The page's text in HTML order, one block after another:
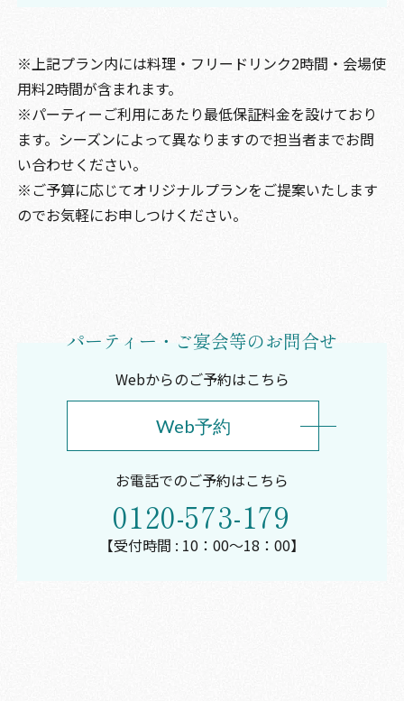
上記プラン内には料理・フリードリンク2時間・会場使
用料2時間が含まれます。
パーティーご利用にあたり最低保証料金を設けており
ます。シーズンによって異なりますので担当者までお問
い合わせください。
ご予算に応じてオリジナルプランをご提案いたします
のでお気軽にお申しつけください。
パーティー・ご宴会等のお問合せ
Webからのご予約はこちら
Web予約
お電話でのご予約はこちら
0120-573-179
【受付時間 : 10：00～18：00】